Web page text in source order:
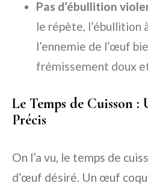
Pas d’ébullition
le répète, l’ébullition
l’ennemie de l’œuf
frémissement doux
Le Temps de Cuisson
Précis
On l’a vu, le temps de
d’œuf désiré. Un œuf